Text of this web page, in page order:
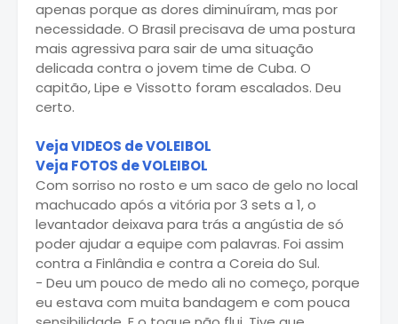
apenas porque as dores diminuíram, mas por
necessidade. O Brasil precisava de uma postura
mais agressiva para sair de uma situação
delicada contra o jovem time de Cuba. O
capitão, Lipe e Vissotto foram escalados. Deu
certo.
Veja VIDEOS de VOLEIBOL
Veja FOTOS de VOLEIBOL
Com sorriso no rosto e um saco de gelo no local
machucado após a vitória por 3 sets a 1, o
levantador deixava para trás a angústia de só
poder ajudar a equipe com palavras. Foi assim
contra a Finlândia e contra a Coreia do Sul.
- Deu um pouco de medo ali no começo, porque
eu estava com muita bandagem e com pouca